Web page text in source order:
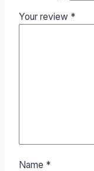
Your review *
Name *